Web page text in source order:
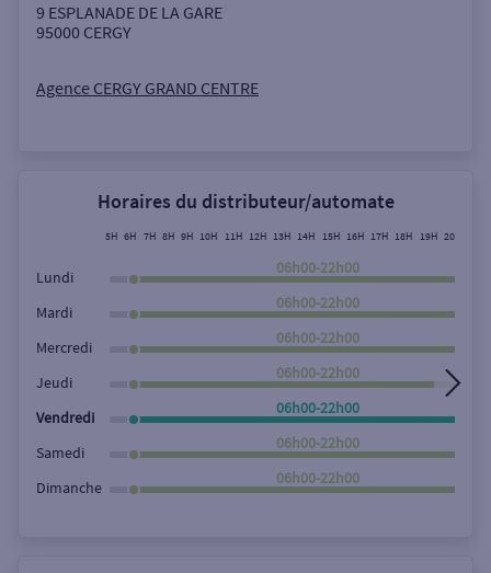
Rechercher
9 ESPLANADE DE LA GARE
95000 CERGY
Agence CERGY GRAND CENTRE
Horaires du distributeur/automate
5H 6H 7H 8H 9H 10H 11H 12H 13H 14H 15H 16H 17H 18H 19H 20H
Lundi
06h00-22h00
Mardi
06h00-22h00
Mercredi
06h00-22h00
Jeudi
06h00-22h00
Vendredi
06h00-22h00
Samedi
06h00-22h00
Dimanche
06h00-22h00